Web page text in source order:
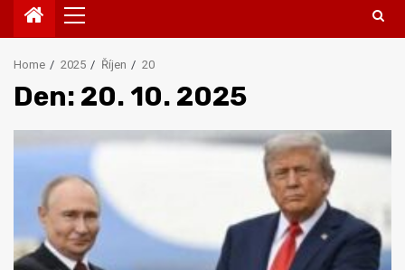
Primary
Menu
Home 2025 Říjen 20
Den: 20. 10. 2025